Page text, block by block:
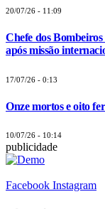
20/07/26 - 11:09
Chefe dos
após missão
17/07/26 - 0:13
Onze mortos e oito
10/07/26 - 10:14
publicidade
Facebook Instagram